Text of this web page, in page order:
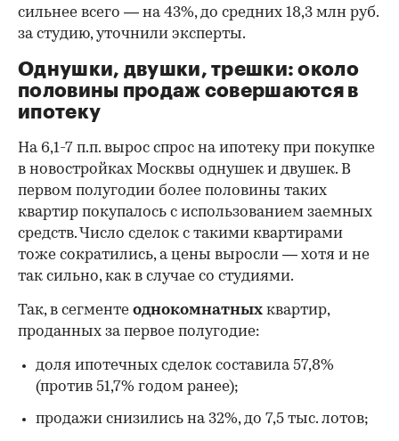
00:00 / 00:00
сильнее всего — на 43%, до средних 18,3 млн руб.
за студию, уточнили эксперты.
Однушки, двушки, трешки: около
половины продаж совершаются в
ипотеку
На 6,1-7 п.п. вырос спрос на ипотеку при покупке
в новостройках Москвы однушек и двушек. В
первом полугодии более половины таких
квартир покупалось с использованием заемных
средств. Число сделок с такими квартирами
тоже сократились, а цены выросли — хотя и не
так сильно, как в случае со студиями.
Так, в сегменте однокомнатных квартир,
проданных за первое полугодие:
доля ипотечных сделок составила 57,8%
(против 51,7% годом ранее);
продажи снизились на 32%, до 7,5 тыс. лотов;